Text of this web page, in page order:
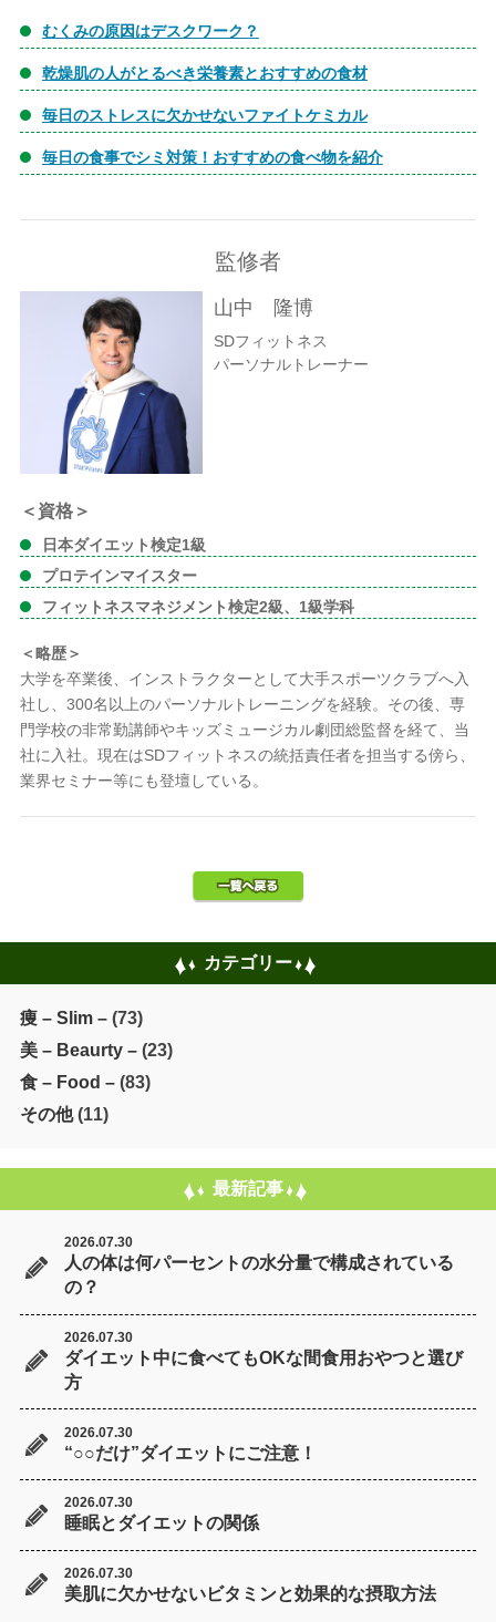
むくみの原因はデスクワーク？
乾燥肌の人がとるべき栄養素とおすすめの食材
毎日のストレスに欠かせないファイトケミカル
毎日の食事でシミ対策！おすすめの食べ物を紹介
監修者
山中 隆博
SDフィットネス
パーソナルトレーナー
＜資格＞
日本ダイエット検定1級
プロテインマイスター
フィットネスマネジメント検定2級、1級学科
＜略歴＞
大学を卒業後、インストラクターとして大手スポーツクラブへ入
社し、300名以上のパーソナルトレーニングを経験。その後、専
門学校の非常勤講師やキッズミュージカル劇団総監督を経て、当
社に入社。現在はSDフィットネスの統括責任者を担当する傍ら、
業界セミナー等にも登壇している。
カテゴリー
痩 – Slim –(73)
美 – Beaurty –(23)
食 – Food –(83)
その他(11)
最新記事
2026.07.30
人の体は何パーセントの水分量で構成されている
の？
2026.07.30
ダイエット中に食べてもOKな間食用おやつと選び
方
2026.07.30
“○○だけ”ダイエットにご注意！
2026.07.30
睡眠とダイエットの関係
2026.07.30
美肌に欠かせないビタミンと効果的な摂取方法